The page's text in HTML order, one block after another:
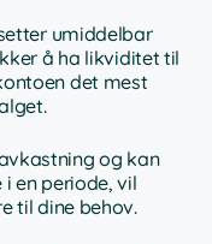
umiddelbar
å ha likviditet til
det mest
og kan
en periode, vil
til dine behov.